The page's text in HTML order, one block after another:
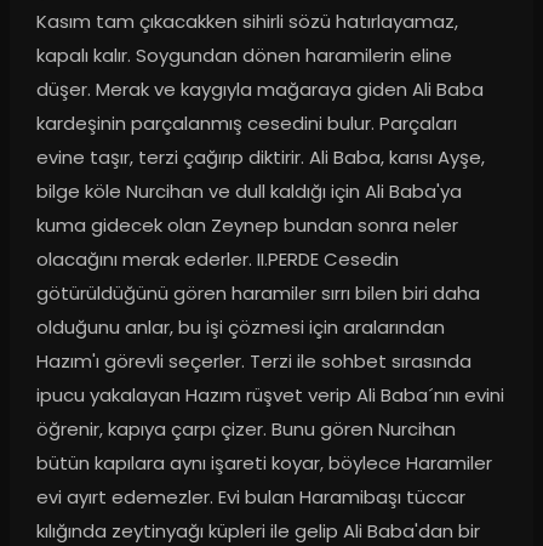
Kasım tam çıkacakken sihirli sözü hatırlayamaz,
kapalı kalır. Soygundan dönen haramilerin eline
düşer. Merak ve kaygıyla mağaraya giden Ali Baba
kardeşinin parçalanmış cesedini bulur. Parçaları
evine taşır, terzi çağırıp diktirir. Ali Baba, karısı Ayşe,
bilge köle Nurcihan ve dull kaldığı için Ali Baba'ya
kuma gidecek olan Zeynep bundan sonra neler
olacağını merak ederler. II.PERDE Cesedin
götürüldüğünü gören haramiler sırrı bilen biri daha
olduğunu anlar, bu işi çözmesi için aralarından
Hazım'ı görevli seçerler. Terzi ile sohbet sırasında
ipucu yakalayan Hazım rüşvet verip Ali Baba´nın evini
öğrenir, kapıya çarpı çizer. Bunu gören Nurcihan
bütün kapılara aynı işareti koyar, böylece Haramiler
evi ayırt edemezler. Evi bulan Haramibaşı tüccar
kılığında zeytinyağı küpleri ile gelip Ali Baba'dan bir